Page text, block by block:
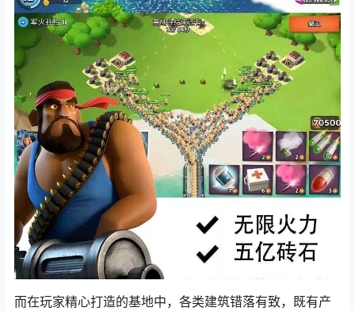
而在玩家精心打造的基地中，各类建筑错落有致，既有产